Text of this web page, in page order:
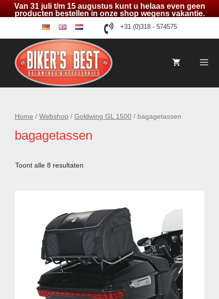
Van 31 juli t/m 15 augustus kunt u helaas even geen
producten bestellen in onze shop wegens vakantie.
inhoud
de en nl +31 (0)318 - 574575
Home / Webshop / Goldwing GL 1500 / bagagetassen
bagagetassen
Toont alle 8 resultaten